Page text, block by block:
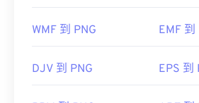
开发者： 巴布亚新几内亚发展集团
有用的链接：
LifeWire 关于 PNG 的文章
WMF 到 PNG EMF 到
DJV 到 PNG EPS 到